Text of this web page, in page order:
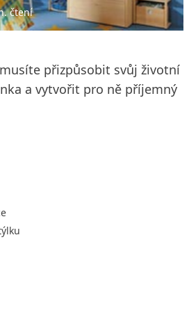
čtení
přizpůsobit svůj životní
a vytvořit pro ně příjemný